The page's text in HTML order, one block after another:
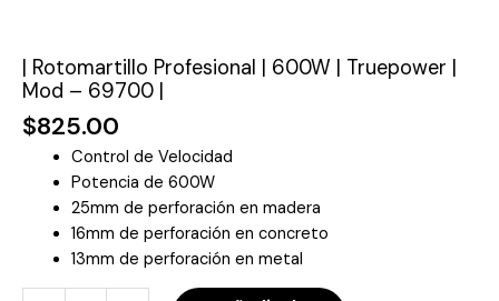
| Rotomartillo Profesional | 600W | Truepower |
Mod – 69700 |
$825.00
Control de Velocidad
Potencia de 600W
25mm de perforación en madera
16mm de perforación en concreto
13mm de perforación en metal